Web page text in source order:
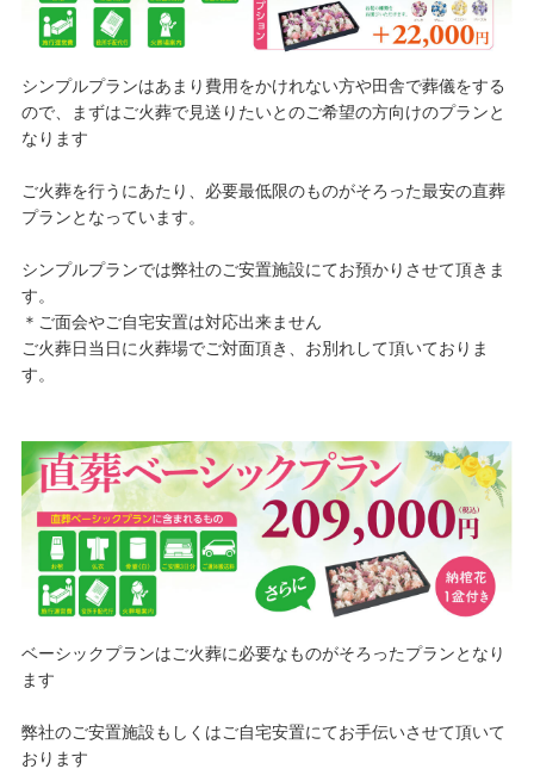
シンプルプランはあまり費用をかけれない方や田舎で葬儀をする
ので、まずはご火葬で見送りたいとのご希望の方向けのプランと
なります
ご火葬を行うにあたり、必要最低限のものがそろった最安の直葬
プランとなっています。
シンプルプランでは弊社のご安置施設にてお預かりさせて頂きま
す。
＊ご面会やご自宅安置は対応出来ません
ご火葬日当日に火葬場でご対面頂き、お別れして頂いておりま
す。
ベーシックプランはご火葬に必要なものがそろったプランとなり
ます
弊社のご安置施設もしくはご自宅安置にてお手伝いさせて頂いて
おります